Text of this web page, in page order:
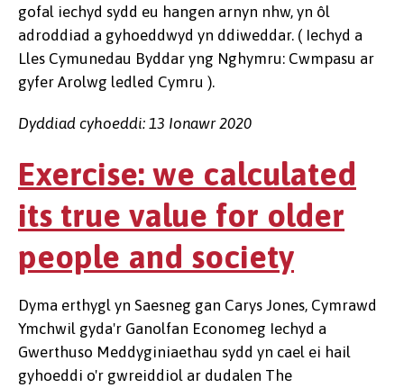
gofal iechyd sydd eu hangen arnyn nhw, yn ôl
adroddiad a gyhoeddwyd yn ddiweddar. ( Iechyd a
Lles Cymunedau Byddar yng Nghymru: Cwmpasu ar
gyfer Arolwg ledled Cymru ).
Dyddiad cyhoeddi: 13 Ionawr 2020
Exercise: we calculated
its true value for older
people and society
Dyma erthygl yn Saesneg gan Carys Jones, Cymrawd
Ymchwil gyda'r Ganolfan Economeg Iechyd a
Gwerthuso Meddyginiaethau sydd yn cael ei hail
gyhoeddi o'r gwreiddiol ar dudalen The